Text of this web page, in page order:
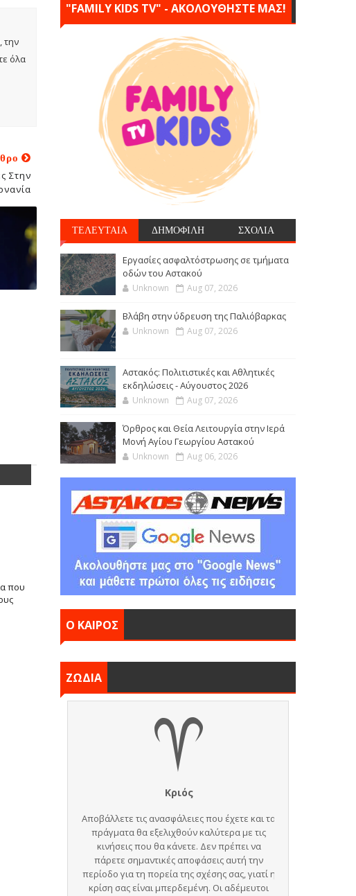
την
όλα
Στην
που
"FAMILY KIDS TV" - ΑΚΟΛΟΥΘΗΣΤΕ ΜΑΣ!
ΤΕΛΕΥΤΑΙΑ ΔΗΜΟΦΙΛΗ ΣΧΟΛΙΑ
Εργασίες ασφαλτόστρωσης σε τμήματα
οδών του Αστακού
Unknown Aug 07, 2026
Βλάβη στην ύδρευση της Παλιόβαρκας
Unknown Aug 07, 2026
Αστακός: Πολιτιστικές και Αθλητικές
εκδηλώσεις - Αύγουστος 2026
Unknown Aug 07, 2026
Όρθρος και Θεία Λειτουργία στην Ιερά
Μονή Αγίου Γεωργίου Αστακού
Unknown Aug 06, 2026
Ο ΚΑΙΡΟΣ
ΖΩΔΙΑ